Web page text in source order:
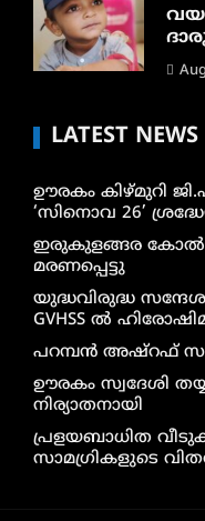
LATEST NEWS
ഊരകം കിഴ്മുറി
‘സിനൊവ 26’
ഇരുകുളങ്ങര
മരണപ്പെട്ടു
യുദ്ധവിരുദ്ധ
GVHSS ൽ
പറമ്പൻ അഷ്‌റഫ്
ഊരകം സ്വദേശി
നിര്യാതനായി
പ്രളയബാധിത
സാമഗ്രികളുടെ